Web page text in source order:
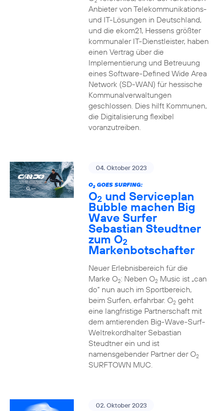
Anbieter von Telekommunikations-
und IT-Lösungen in Deutschland,
und die ekom21, Hessens größter
kommunaler IT-Dienstleister, haben
einen Vertrag über die
Implementierung und Betreuung
eines Software-Defined Wide Area
Network (SD-WAN) für hessische
Kommunalverwaltungen
geschlossen. Dies hilft Kommunen,
die Digitalisierung flexibel
voranzutreiben.
04. Oktober 2023
O2GOES SURFING:
O2 und Serviceplan
Bubble machen Big
Wave Surfer
Sebastian Steudtner
zum O2
Markenbotschafter
Neuer Erlebnisbereich für die
Marke O2: Neben O2Music ist „can
do“ nun auch im Sportbereich,
beim Surfen, erfahrbar. O2geht
eine langfristige Partnerschaft mit
dem amtierenden Big-Wave-Surf-
Weltrekordhalter Sebastian
Steudtner ein und ist
namensgebender Partner der O2
SURFTOWN MUC.
02. Oktober 2023